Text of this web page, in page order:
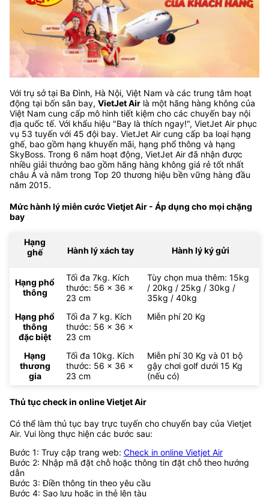
Với trụ sở tại Ba Đình, Hà Nội, Việt Nam và các trung tâm hoạt
động tại bốn sân bay, VietJet Air là một hãng hàng không của
Việt Nam cung cấp mô hình tiết kiệm cho các chuyến bay nội
địa quốc tế. Với khẩu hiệu "Bay là thích ngay!", VietJet Air phục
vụ 53 tuyến với 45 đội bay. VietJet Air cung cấp ba loại hạng
ghế, bao gồm hạng khuyến mãi, hạng phổ thông và hạng
SkyBoss. Trong 6 năm hoạt động, VietJet Air đã nhận được
nhiều giải thưởng bao gồm hãng hàng không giá rẻ tốt nhất
châu Á và nằm trong Top 20 thương hiệu bền vững hàng đầu
năm 2015.
Mức hành lý miễn cước Vietjet Air - Áp dụng cho mọi chặng
bay
Hạng
ghế
Hành lý xách tay Hành lý ký gửi
Hạng phổ
thông
Tối đa 7kg. Kích
thước: 56 x 36 x
23 cm
Tùy chọn mua thêm: 15kg
/ 20kg / 25kg / 30kg /
35kg / 40kg
Hạng phổ
thông
đặc biệt
Tối đa 7 kg. Kích
thước: 56 x 36 x
23 cm
Miễn phí 20 Kg
Hạng
thương
gia
Tối đa 10kg. Kích
thước: 56 x 36 x
23 cm
Miễn phí 30 Kg và 01 bộ
gậy chơi golf dưới 15 Kg
(nếu có)
Thủ tục check in online Vietjet Air
Có thể làm thủ tục bay trực tuyến cho chuyến bay của Vietjet
Air. Vui lòng thực hiện các bước sau:
Bước 1: Truy cập trang web: Check in online Vietjet Air
Bước 2: Nhập mã đặt chỗ hoặc thông tin đặt chỗ theo hướng
dẫn
Bước 3: Điền thông tin theo yêu cầu
Bước 4: Sao lưu hoặc in thẻ lên tàu